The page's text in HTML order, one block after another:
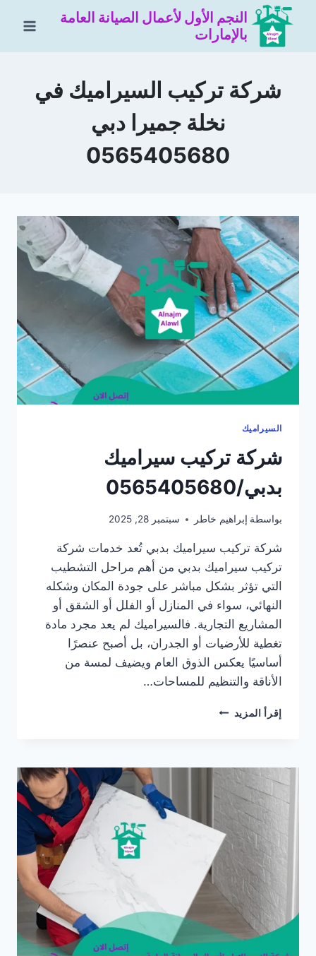
التجاوز
المحتوى
النجم الأول لأعمال الصيانة العامة
بالإمارات
شركة تركيب السيراميك في
نخلة جميرا دبي
0565405680
السيراميك
شركة تركيب سيراميك
بدبي/0565405680
بواسطة إبراهيم خاطر سبتمبر 28, 2025
شركة تركيب سيراميك بدبي تُعد خدمات شركة
تركيب سيراميك بدبي من أهم مراحل التشطيب
التي تؤثر بشكل مباشر على جودة المكان وشكله
النهائي، سواء في المنازل أو الفلل أو الشقق أو
المشاريع التجارية. فالسيراميك لم يعد مجرد مادة
تغطية للأرضيات أو الجدران، بل أصبح عنصرًا
أساسيًا يعكس الذوق العام ويضيف لمسة من
الأناقة والتنظيم للمساحات…
إقرأ المزيد شركة